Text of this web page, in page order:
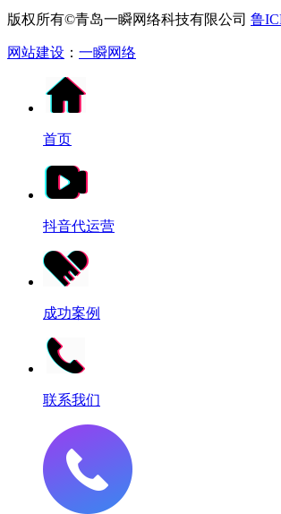
版权所有©青岛一瞬网络科技有限公司 鲁
网站建设 ： 一瞬网络
首页
抖音代运营
成功案例
联系我们